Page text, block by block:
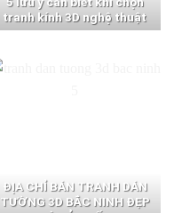
tranh kính 3D nghệ thuật
ĐỊA CHỈ BÁN TRANH DÁN
TƯỜNG 3D BẮC NINH ĐẸP